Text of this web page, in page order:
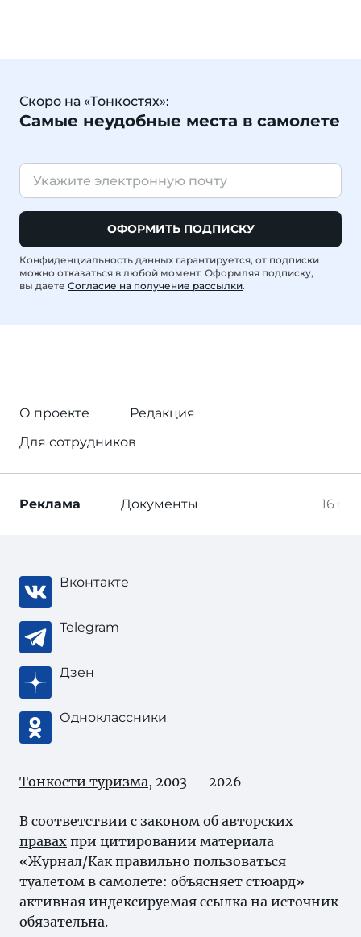
Скоро на «Тонкостях»:
Самые неудобные места в самолете
ОФОРМИТЬ ПОДПИСКУ
Конфиденциальность данных гарантируется, от подписки
можно отказаться в любой момент. Оформляя подписку,
вы даете Согласие на получение рассылки.
О проекте
Редакция
Для сотрудников
16+
Реклама Документы
Вконтакте
Telegram
Дзен
Одноклассники
Тонкости туризма, 2003 — 2026
В соответствии с законом об авторских
правах при цитировании материала
«Журнал/Как правильно пользоваться
туалетом в самолете: объясняет стюард»
активная индексируемая ссылка на источник
обязательна.